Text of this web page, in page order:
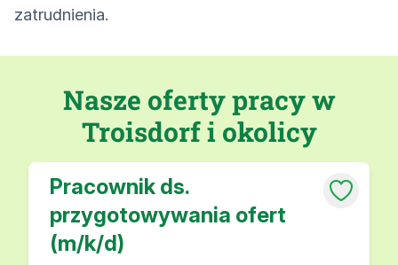
zatrudnienia.
Nasze oferty pracy w
Troisdorf i okolicy
Pracownik ds.
przygotowywania ofert
(m/k/d)